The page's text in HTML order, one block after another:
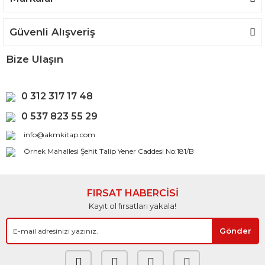
Güvenli Alışveriş
Bize Ulaşın
0 312 317 17 48
0 537 823 55 29
info@akmkitap.com
Örnek Mahallesi Şehit Talip Yener Caddesi No:181/B
FIRSAT HABERCİSİ
Kayıt ol fırsatları yakala!
Gönder